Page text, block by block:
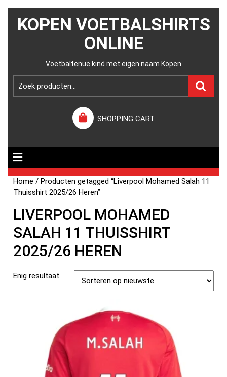
KOPEN VOETBALSHIRTS
ONLINE
Voetbaltenue kind met eigen naam Kopen
SHOPPING CART
Home / Producten getagged “Liverpool Mohamed Salah 11
Thuisshirt 2025/26 Heren”
LIVERPOOL MOHAMED
SALAH 11 THUISSHIRT
2025/26 HEREN
Enig resultaat